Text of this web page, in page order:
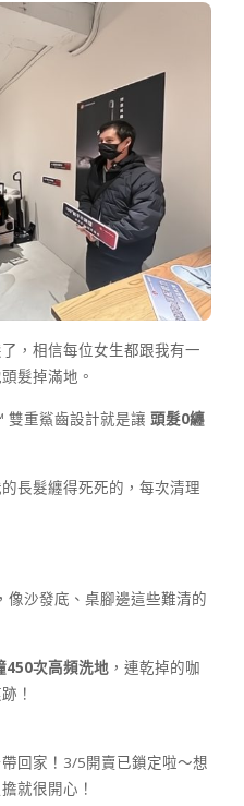
，相信每位女生都跟我有一
髮掉滿地。
雙重鯊齒設計就是讓 頭髮0纏
長髮纏得死死的，每次清理
像沙發底、桌腳邊這些難清的
450次高頻洗地 ，連乾掉的咖
！
回家！3/5開賣已鎖定啦～想
就很開心！